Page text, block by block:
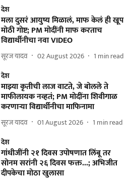
देश
मला दुसरं आयुष्य मिळालं, माफ केलं ही खूप
मोठी गोष्ट; PM मोदींनी माफ करताच
विद्यार्थीनीचा नवा VIDEO
सूरज यादव 02 August 2026 1 min read
देश
माझ्या कृतीची लाज वाटते, जे बोलले ते
माफीलायक नव्हतं; PM मोदींना शिवीगाळ
करणाऱ्या विद्यार्थीनीचा माफिनामा
सूरज यादव 01 August 2026 1 min read
देश
गांधीजींनी २१ दिवस उपोषणात लिंबू तर
सोनम सरांनी २६ दिवस फक्त...; अभिजीत
दीपकेचा मोठा खुलासा